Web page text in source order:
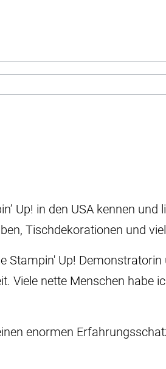
Up! in den USA kennen
Tischdekorationen und
Stampin' Up!
Viele nette Menschen habe
enormen